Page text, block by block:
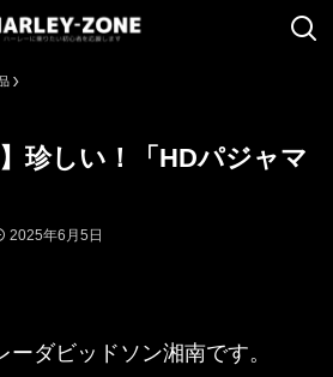
】珍しい！「HDパジャマ
2025年6月5日
ダビッドソン湘南です。